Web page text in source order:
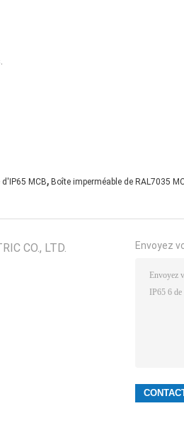
MCB, Boîte imperméable de RAL7035
CO., LTD. Envoyez